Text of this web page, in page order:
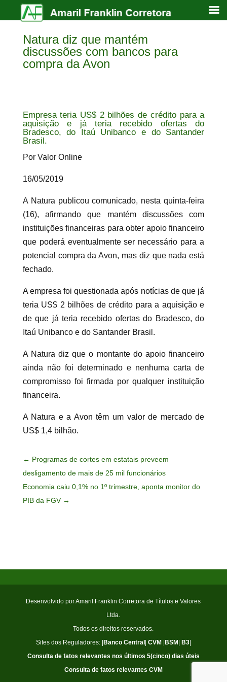
Natura diz que mantém
discussões com bancos para
compra da Avon
Empresa teria US$ 2 bilhões de crédito para a
aquisição e já teria recebido ofertas do
Bradesco, do Itaú Unibanco e do Santander
Brasil.
Por Valor Online
16/05/2019
A Natura publicou comunicado, nesta quinta-feira
(16), afirmando que mantém discussões com
instituições financeiras para obter apoio financeiro
que poderá eventualmente ser necessário para a
potencial compra da Avon, mas diz que nada está
fechado.
A empresa foi questionada após notícias de que já
teria US$ 2 bilhões de crédito para a aquisição e
de que já teria recebido ofertas do Bradesco, do
Itaú Unibanco e do Santander Brasil.
A Natura diz que o montante do apoio financeiro
ainda não foi determinado e nenhuma carta de
compromisso foi firmada por qualquer instituição
financeira.
A Natura e a Avon têm um valor de mercado de
US$ 1,4 bilhão.
← Programas de cortes em estatais preveem
desligamento de mais de 25 mil funcionários
Economia caiu 0,1% no 1º trimestre, aponta monitor do
PIB da FGV→
Desenvolvido por Amaril Franklin Corretora de Títulos e Valores
Ltda.
Todos os direitos reservados.
Sites dos Reguladores: |Banco Central| CVM |BSM| B3|
Consulta de fatos relevantes nos últimos 5(cinco) dias úteis
Consulta de fatos relevantes CVM